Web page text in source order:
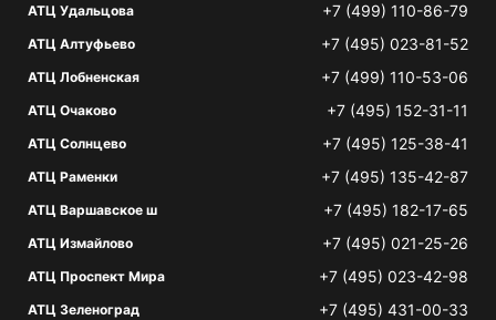
АТЦ Удальцова +7 (499) 110-86-79
АТЦ Алтуфьево +7 (495) 023-81-52
АТЦ Лобненская +7 (499) 110-53-06
АТЦ Очаково +7 (495) 152-31-11
АТЦ Солнцево +7 (495) 125-38-41
АТЦ Раменки +7 (495) 135-42-87
АТЦ Варшавское ш +7 (495) 182-17-65
АТЦ Измайлово +7 (495) 021-25-26
АТЦ Проспект Мира +7 (495) 023-42-98
АТЦ Зеленоград +7 (495) 431-00-33